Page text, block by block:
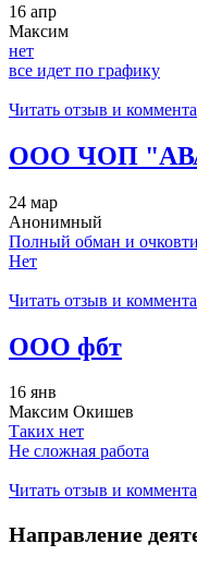
16 апр
Максим
нет
все идет по графику
Читать отзыв и
ООО ЧОП
24 мар
Анонимный
Полный обман и
Нет
Читать отзыв и
ООО фбт
16 янв
Максим Окишев
Таких нет
Не сложная работа
Читать отзыв и
Направление